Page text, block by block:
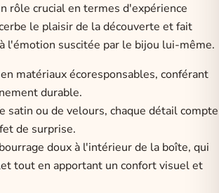
rôle crucial en termes d'expérience
le plaisir de la découverte et fait
l'émotion suscitée par le bijou lui-même.
matériaux écoresponsables, conférant
durable.
satin ou de velours, chaque détail compte
de surprise.
doux à l'intérieur de la boîte, qui
tout en apportant un confort visuel et